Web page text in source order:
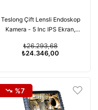
Teslong Çift Lensli Endoskop
Kamera - 5 Inc IPS Ekran,
₺24.346,00
₺26.293,68
%7